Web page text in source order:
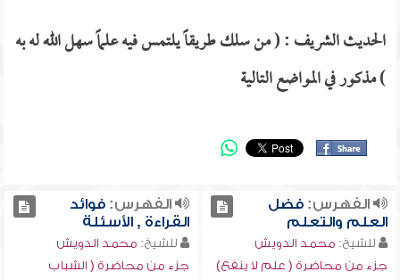
الحديث الشريف : ( من سلك طريقاً يلتمس فيه علماً سهل الله له به
) مذكور في المواضع التالية
الفهرس:فضل
العلم والتعلم
للشيخ: محمد الدويش
جزء من محاضرة ( علم لا ينفع)
الفهرس:فوائد
القراءة , الأسئلة
للشيخ: محمد الدويش
جزء من محاضرة ( الشباب